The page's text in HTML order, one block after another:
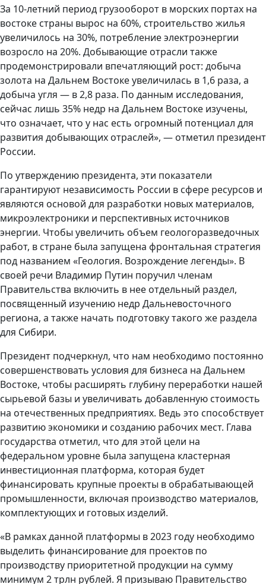
За 10-летний период грузооборот в морских портах на
востоке страны вырос на 60%, строительство жилья
увеличилось на 30%, потребление электроэнергии
возросло на 20%. Добывающие отрасли также
продемонстрировали впечатляющий рост: добыча
золота на Дальнем Востоке увеличилась в 1,6 раза, а
добыча угля — в 2,8 раза. По данным исследования,
сейчас лишь 35% недр на Дальнем Востоке изучены,
что означает, что у нас есть огромный потенциал для
развития добывающих отраслей», — отметил президент
России.
По утверждению президента, эти показатели
гарантируют независимость России в сфере ресурсов и
являются основой для разработки новых материалов,
микроэлектроники и перспективных источников
энергии. Чтобы увеличить объем геологоразведочных
работ, в стране была запущена фронтальная стратегия
под названием «Геология. Возрождение легенды». В
своей речи Владимир Путин поручил членам
Правительства включить в нее отдельный раздел,
посвященный изучению недр Дальневосточного
региона, а также начать подготовку такого же раздела
для Сибири.
Президент подчеркнул, что нам необходимо постоянно
совершенствовать условия для бизнеса на Дальнем
Востоке, чтобы расширять глубину переработки нашей
сырьевой базы и увеличивать добавленную стоимость
на отечественных предприятиях. Ведь это способствует
развитию экономики и созданию рабочих мест. Глава
государства отметил, что для этой цели на
федеральном уровне была запущена кластерная
инвестиционная платформа, которая будет
финансировать крупные проекты в обрабатывающей
промышленности, включая производство материалов,
комплектующих и готовых изделий.
«В рамках данной платформы в 2023 году необходимо
выделить финансирование для проектов по
производству приоритетной продукции на сумму
минимум 2 трлн рублей. Я призываю Правительство